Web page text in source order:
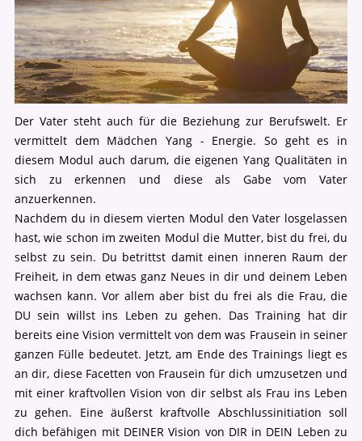
Der Vater steht auch für die Beziehung zur Berufswelt. Er
vermittelt dem Mädchen Yang - Energie. So geht es in
diesem Modul auch darum, die eigenen Yang Qualitäten in
sich zu erkennen und diese als Gabe vom Vater
anzuerkennen.
Nachdem du in diesem vierten Modul den Vater losgelassen
hast, wie schon im zweiten Modul die Mutter, bist du frei, du
selbst zu sein. Du betrittst damit einen inneren Raum der
Freiheit, in dem etwas ganz Neues in dir und deinem Leben
wachsen kann. Vor allem aber bist du frei als die Frau, die
DU sein willst ins Leben zu gehen. Das Training hat dir
bereits eine Vision vermittelt von dem was Frausein in seiner
ganzen Fülle bedeutet. Jetzt, am Ende des Trainings liegt es
an dir, diese Facetten von Frausein für dich umzusetzen und
mit einer kraftvollen Vision von dir selbst als Frau ins Leben
zu gehen. Eine äußerst kraftvolle Abschlussinitiation soll
dich befähigen mit DEINER Vision von DIR in DEIN Leben zu